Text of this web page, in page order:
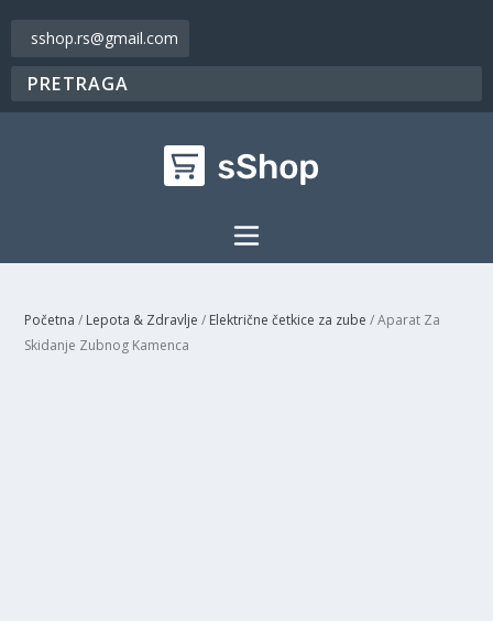
sshop.rs@gmail.com
Početna / Lepota & Zdravlje / Električne četkice za zube / Aparat Za
Skidanje Zubnog Kamenca